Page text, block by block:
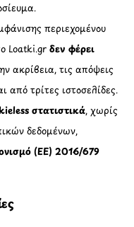
περιεχομένου
Loatki.grδεν φέρει
ακρίβεια, τις απόψεις
από τρίτες ιστοσελίδες.
στατιστικά, χωρίς
δεδομένων,
(ΕΕ) 2016/679